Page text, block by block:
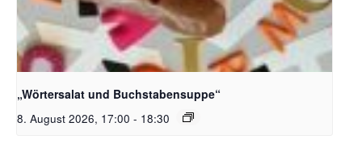
Bildquelle_ Pixabay Free_Christoph Meinersmann
„Wörtersalat und Buchstabensuppe“
8. August 2026, 17:00 - 18:30